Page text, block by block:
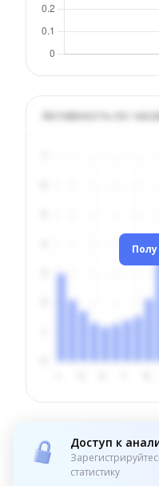
Активность по
Доступ к
статистику